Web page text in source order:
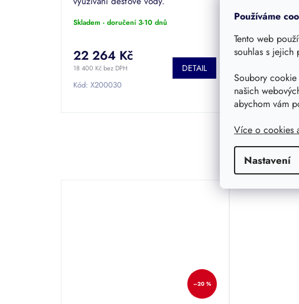
Používáme
Tento web
souhlas s jejich
Soubory
našich
abychom vám
Více o cookies
Nastavení
Skladem - doručení 3-10 dnů
18 400 Kč bez DPH
22 264 Kč
DETAIL
Kód: X200030
zahradě.
Skladem -
16 577 Kč
Kód:200030
–20 %